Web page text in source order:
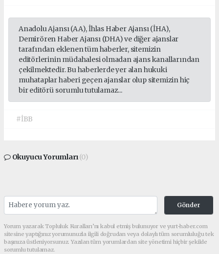
Anadolu Ajansı (AA), İhlas Haber Ajansı (İHA),
Demirören Haber Ajansı (DHA) ve diğer ajanslar
tarafından eklenen tüm haberler, sitemizin
editörlerinin müdahalesi olmadan ajans kanallarından
çekilmektedir. Bu haberlerde yer alan hukuki
muhataplar haberi geçen ajanslar olup sitemizin hiç
bir editörü sorumlu tutulamaz...
#İBB
Okuyucu Yorumları(0)
Gönder
Yorum yazarak Topluluk Kuralları’nı kabul etmiş bulunuyor ve yurt-haber.com
sitesine yaptığınız yorumunuzla ilgili doğrudan veya dolaylı tüm sorumluluğu tek
başınıza üstleniyorsunuz. Yazılan tüm yorumlardan site yönetimi hiçbir şekilde
sorumlu tutulamaz.